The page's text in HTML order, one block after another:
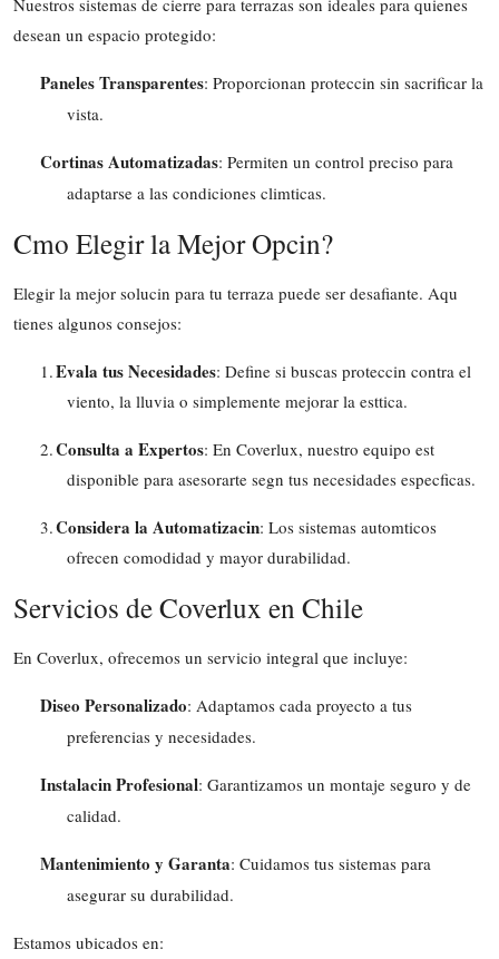
desean un espacio protegido:
Paneles Transparentes: Proporcionan proteccin sin sacrificar la
vista.
Cortinas Automatizadas: Permiten un control preciso para
adaptarse a las condiciones climticas.
Cmo Elegir la Mejor Opcin?
Elegir la mejor solucin para tu terraza puede ser desafiante. Aqu
tienes algunos consejos:
1.Evala tus Necesidades: Define si buscas proteccin contra el
viento, la lluvia o simplemente mejorar la esttica.
2.Consulta a Expertos: En Coverlux, nuestro equipo est
disponible para asesorarte segn tus necesidades especficas.
3.Considera la Automatizacin: Los sistemas automticos
ofrecen comodidad y mayor durabilidad.
Servicios de Coverlux en Chile
En Coverlux, ofrecemos un servicio integral que incluye:
Diseo Personalizado: Adaptamos cada proyecto a tus
preferencias y necesidades.
Instalacin Profesional: Garantizamos un montaje seguro y de
calidad.
Mantenimiento y Garanta: Cuidamos tus sistemas para
asegurar su durabilidad.
Estamos ubicados en: